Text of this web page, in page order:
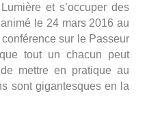
et s’occuper des
le 24 mars 2016 au
sur le Passeur
tout un chacun peut
mettre en pratique au
sont gigantesques en la